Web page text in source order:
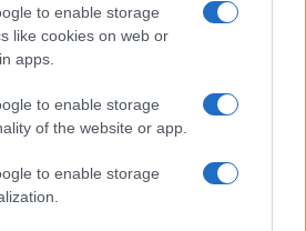
to enable storage
like cookies on web or
apps.
to enable storage
of the website or app.
to enable storage
preghiera alla festa, il